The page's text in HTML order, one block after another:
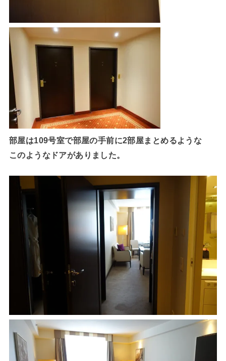
部屋は109号室で部屋の手前に2部屋まとめるような
このようなドアがありました。